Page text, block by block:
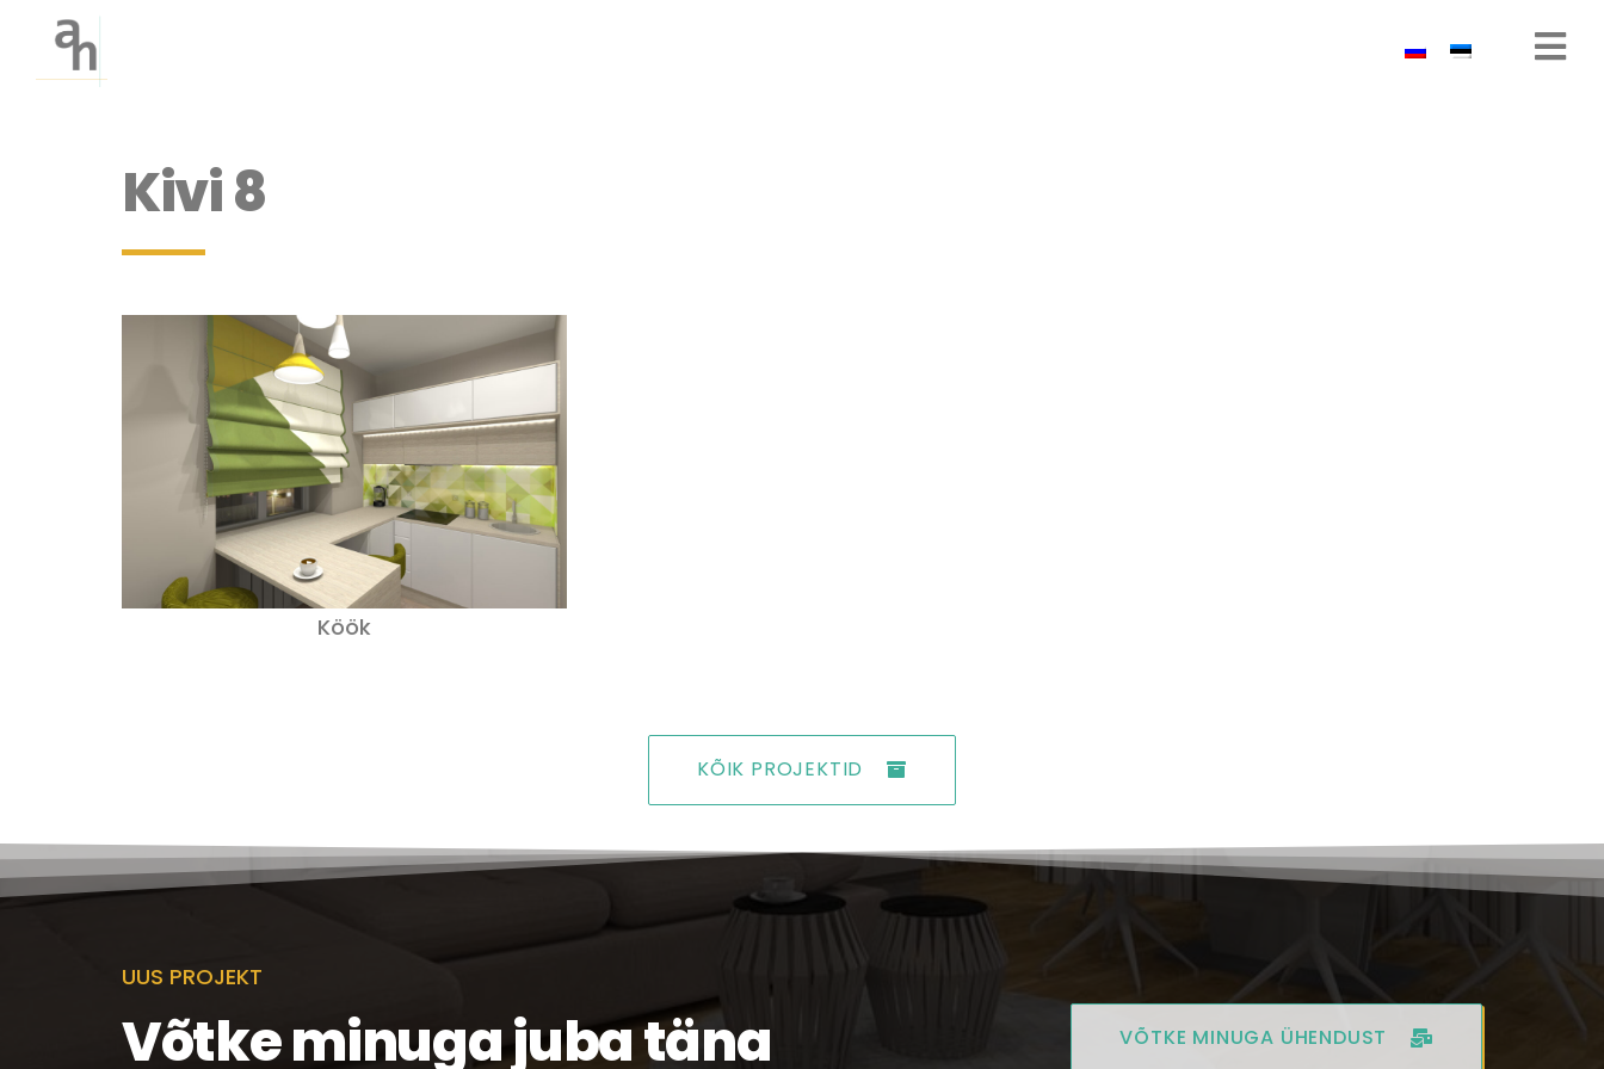
Kivi 8
Köök
KÕIK PROJEKTID
UUS PROJEKT
Võtke minuga juba täna
VÕTKE MINUGA ÜHENDUST